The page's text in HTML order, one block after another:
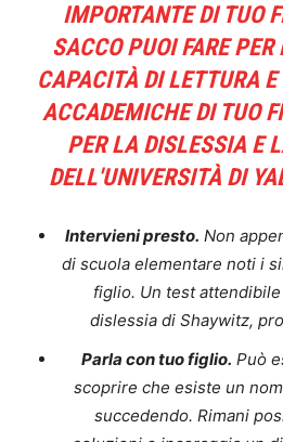
IMPORTANTE DI TUO
SACCOPUOI FARE PER
CAPACITÀ DI LETTURA
ACCADEMICHE DI TUO
PER LA DISLESSIA E
DELL'UNIVERSITÀ DI
Intervieni presto. Non
di scuola elementare noti i
figlio. Un test
dislessia di Shaywitz,
Parla con tuo figlio. Può
scoprire che esiste un
succedendo. Rimani